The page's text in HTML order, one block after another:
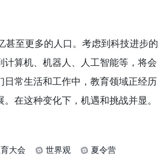
甚至更多的人口。考虑到科技进步的
计算机、机器人、人工智能等，将会
日常生活和工作中，教育领域正经历
在这种变化下，机遇和挑战并显。
大会 世界观
夏令营